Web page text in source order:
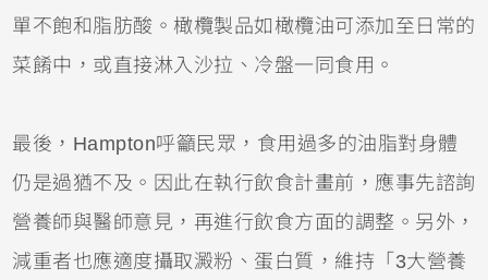
單不飽和脂肪酸。橄欖製品如橄欖油可添加至日常的
菜餚中，或直接淋入沙拉、冷盤一同食用。
最後，Hampton呼籲民眾，食用過多的油脂對身體
仍是過猶不及。因此在執行飲食計畫前，應事先諮詢
營養師與醫師意見，再進行飲食方面的調整。另外，
減重者也應適度攝取澱粉、蛋白質，維持「3大營養